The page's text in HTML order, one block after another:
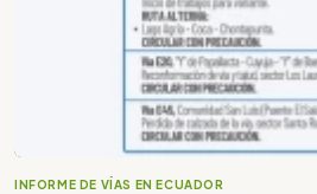
INFORME DE VÍAS EN ECUADOR